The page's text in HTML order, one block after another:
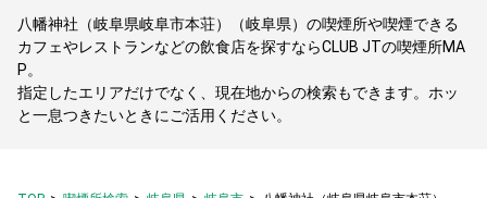
八幡神社（岐阜県岐阜市本荘）（岐阜県）の喫煙所や喫煙できる
カフェやレストランなどの飲食店を探すならCLUB JTの喫煙所MA
P。
指定したエリアだけでなく、現在地からの検索もできます。ホッ
と一息つきたいときにご活用ください。